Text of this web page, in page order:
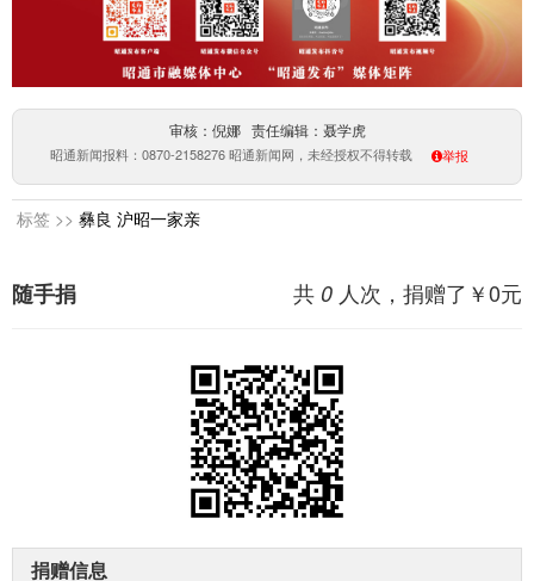
审核：倪娜 责任编辑：聂学虎
昭通新闻报料：0870-2158276 昭通新闻网，未经授权不得转载 举报
标签 >> 彝良 沪昭一家亲
共 0 人次，捐赠了￥0元
随手捐
捐赠信息